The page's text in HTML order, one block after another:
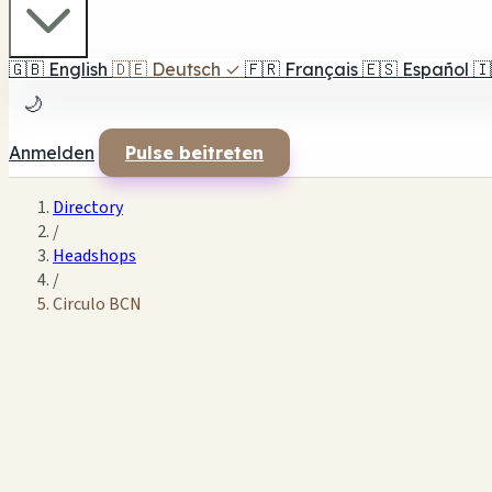
🇬🇧 English 🇩🇪 Deutsch ✓ 🇫🇷 Français 🇪🇸 Español
🌙
Anmelden Pulse beitreten
Directory
/
Headshops
/
Circulo BCN